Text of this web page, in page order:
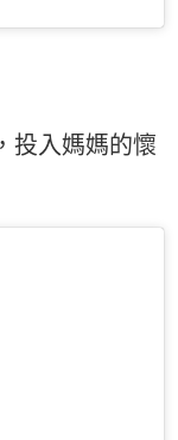
投入媽媽的懷